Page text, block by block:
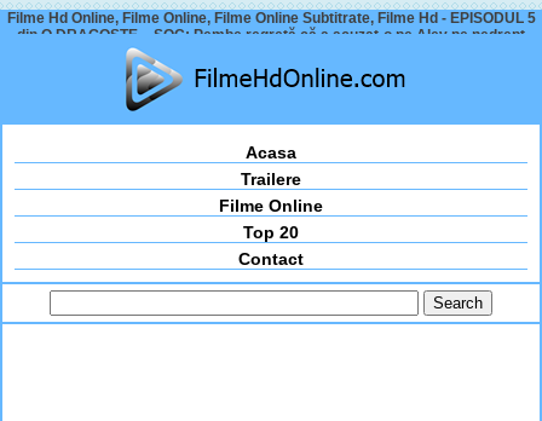
Filme Hd Online, Filme Online, Filme Online Subtitrate, Filme Hd - EPISODUL 5
din O DRAGOSTE – ȘOC: Pembe regretă că a acuzat-o pe Alev pe nedrept
Acasa
Trailere
Filme Online
Top 20
Contact